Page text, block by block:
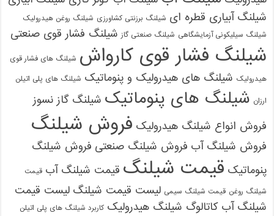
شیلنگ آبیاری قطره ای شیلنگ برزنتی کشاورزی شیلنگ روغن هیدرولیک
شیلنگ سیلیکونی آزمایشگاهی شیلنگ صنعتی گاز شیلنگ فشار قوی صنعتی
شیلنگ فشار قوی کارواش شیلنگ های فشار قوی
هیدرولیک شیلنگ های هیدرولیک و پنوماتیک شیلنگ های پلی اتیلن
ارزان شیلنگ های پنوماتیک شیلنگ گاز نسوز
فروش انواع شیلنگ هیدرولیک فروش شیلنگ
فروش شیلنگ آب فروش شیلنگ صنعتی فروش شیلنگ
پنوماتیک قیمت شیلنگ قیمت شیلنگ آب قیمت
شیلنگ روغن قیمت شیلنگ سیمی لیست قیمت شیلنگ لیست قیمت
شیلنگ آب کاتالوگ شیلنگ هیدرولیک کاربرد شیلنگ های پلی اتیلن